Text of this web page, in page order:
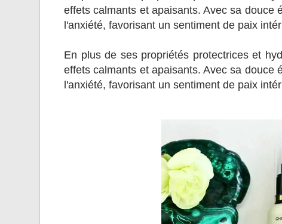
effets calmants et apaisants. Avec sa douce
l'anxiété, favorisant un sentiment de paix
En plus de ses propriétés protectrices et
effets calmants et apaisants. Avec sa douce
l'anxiété, favorisant un sentiment de paix